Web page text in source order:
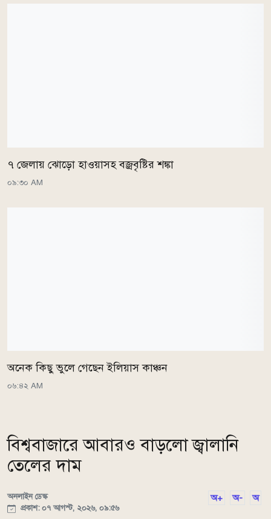
৭ জেলায় ঝোড়ো হাওয়াসহ বজ্রবৃষ্টির শঙ্কা
০৯:৩০ AM
অনেক কিছু ভুলে গেছেন ইলিয়াস কাঞ্চন
০৬:৪২ AM
বিশ্ববাজারে আবারও বাড়লো জ্বালানি
তেলের দাম
অনলাইন ডেস্ক
প্রকাশ: ০৭ আগস্ট, ২০২৬, ০৯:৫৬
অ+ অ- অ